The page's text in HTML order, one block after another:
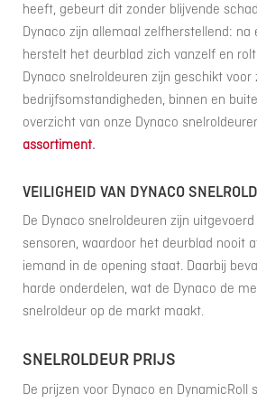
heeft, gebeurt dit zonder blijvende
Dynaco zijn allemaal zelfherstellend: na
herstelt het deurblad zich vanzelf en
Dynaco snelroldeuren zijn geschikt
bedrijfsomstandigheden, binnen en
overzicht van onze Dynaco
assortiment.
VEILIGHEID VAN DYNACO
De Dynaco snelroldeuren zijn
sensoren, waardoor het deurblad nooit
iemand in de opening staat. Daarbij
harde onderdelen, wat de Dynaco de
snelroldeur op de markt maakt.
SNELROLDEUR PRIJS
De prijzen voor Dynaco en DynamicRoll